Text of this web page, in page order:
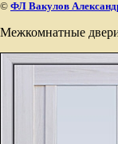
© ФЛ Вакулов
Межкомнатные